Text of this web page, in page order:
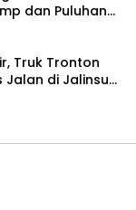
dan Puluhan
Truk Tronton
di Jalinsum